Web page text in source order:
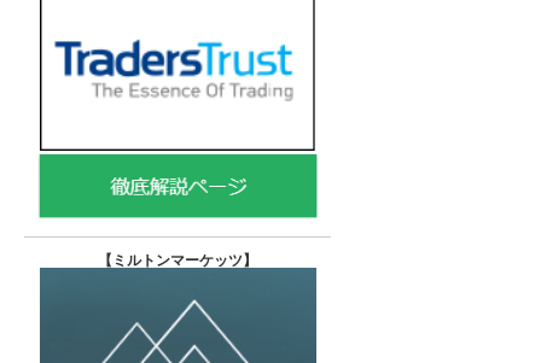
【 ミルトンマーケッツ】